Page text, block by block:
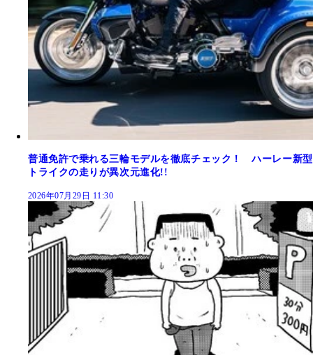
普通免許で乗れる三輪モデルを徹底チェック！ ハーレー新型
トライクの走りが異次元進化!!
2026年07月29日 11:30